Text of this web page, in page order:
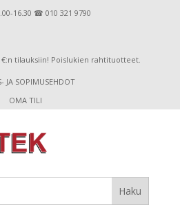
16.30 ☎ 010 321 9790
tilauksiin! Poislukien rahtituotteet.
JA SOPIMUSEHDOT
OMA TILI